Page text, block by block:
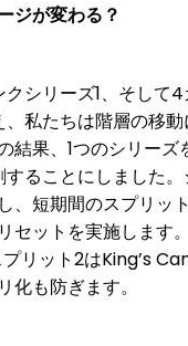
ジが変わる？
シリーズ1、そして
私たちは階層の移
結果、1つのシリーズ
ることにしました
、短期間のスプリッ
セットを実施します
リット2はKing’s
化も防ぎます。